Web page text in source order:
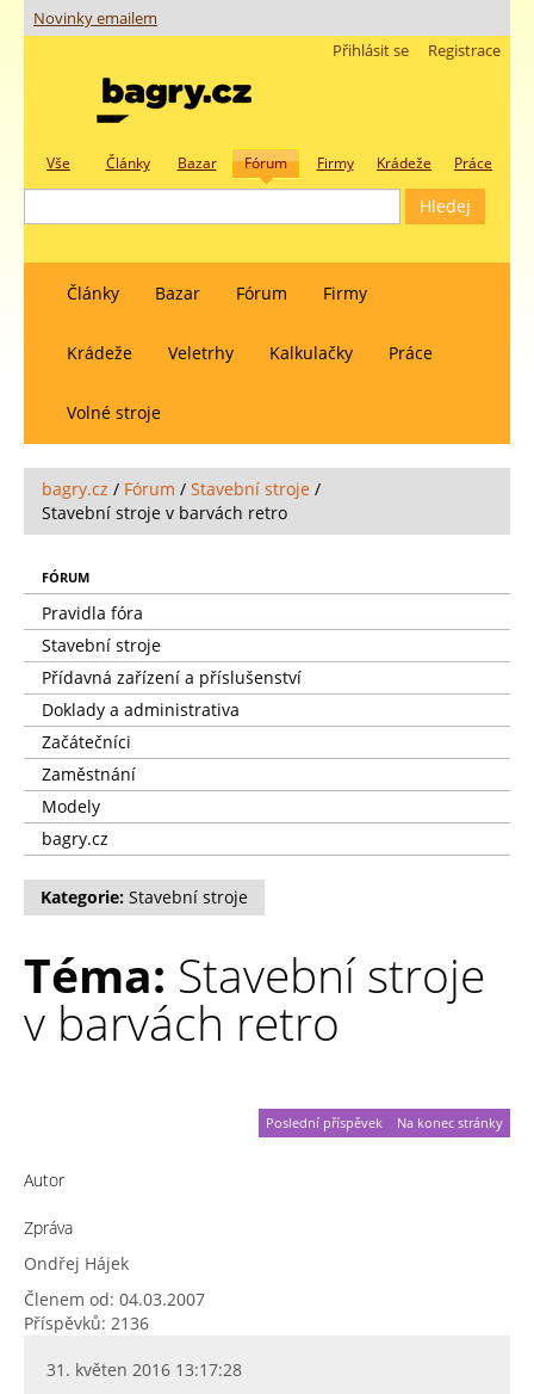
Novinky emailem
Registrace
Přihlásit se
Vše Články Bazar Fórum Firmy Krádeže Práce
Články Bazar Fórum Firmy
Krádeže Veletrhy Kalkulačky Práce
Volné stroje
bagry.cz / Fórum / Stavební stroje /
Stavební stroje v barvách retro
FÓRUM
Pravidla fóra
Stavební stroje
Přídavná zařízení a příslušenství
Doklady a administrativa
Začátečníci
Zaměstnání
Modely
bagry.cz
Kategorie: Stavební stroje
Téma: Stavební stroje
v barvách retro
Na konec stránky
Poslední příspěvek
Autor
Zpráva
Ondřej Hájek
Členem od: 04.03.2007
Příspěvků: 2136
31. květen 2016 13:17:28